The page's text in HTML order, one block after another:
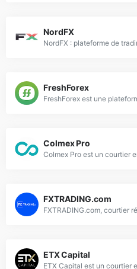
NordFX
FreshForex
Colmex Pro
FXTRADING.com
ETX Capital